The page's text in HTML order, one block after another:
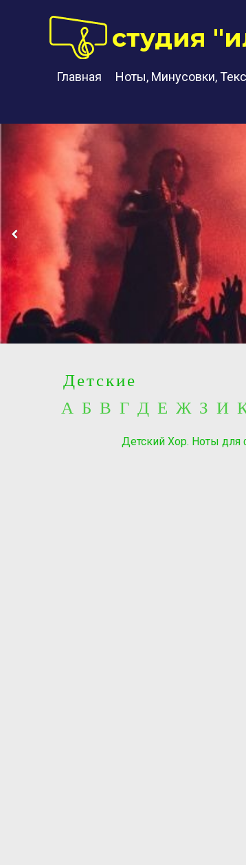
Главная Ноты, Минусовки,
студия
А Б В Г Д Е Ж З И
Детские
Детский Хор. Ноты для